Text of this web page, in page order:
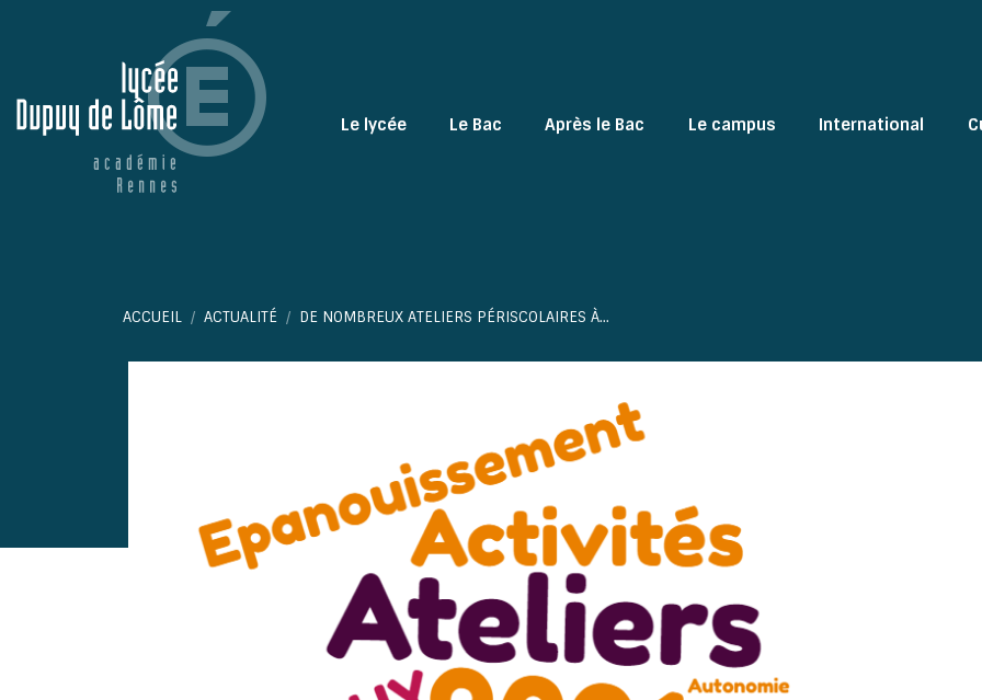
Le lycée Le Bac Après le Bac Le campus International
Vous êtes ici :
ACCUEIL ACTUALITÉ DE NOMBREUX ATELIERS PÉRISCOLAIRES À…